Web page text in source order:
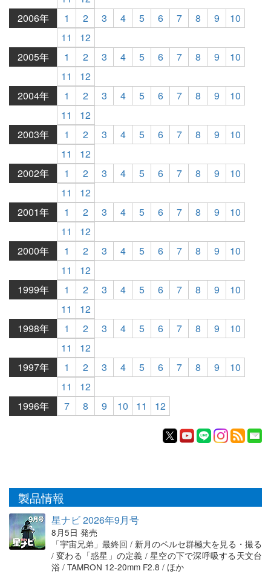
2006年
1 2 3 4 5 6 7 8 9
10
11
12
2005年
1 2 3 4 5 6 7 8 9
10
11
12
2004年
1 2 3 4 5 6 7 8 9
10
11
12
2003年
1 2 3 4 5 6 7 8 9
10
11
12
2002年
1 2 3 4 5 6 7 8 9
10
11
12
2001年
1 2 3 4 5 6 7 8 9
10
11
12
2000年
1 2 3 4 5 6 7 8 9
10
11
12
1999年
1 2 3 4 5 6 7 8 9
10
11
12
1998年
1 2 3 4 5 6 7 8 9
10
11
12
1997年
1 2 3 4 5 6 7 8 9
10
11
12
1996年
7 8 9 10 11 12
製品情報
星ナビ 2026年9月号
8月5日 発売
「宇宙兄弟」最終回 / 新月のペルセ群極大を見る・撮る
/ 変わる「惑星」の定義 / 星空の下で深呼吸する天文台
浴 / TAMRON 12-20mm F2.8 / ほか